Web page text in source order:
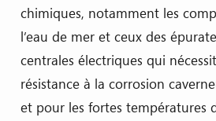
chimiques, notamment les
l’eau de mer et ceux des
centrales électriques qui
résistance à la corrosion
et pour les fortes températures